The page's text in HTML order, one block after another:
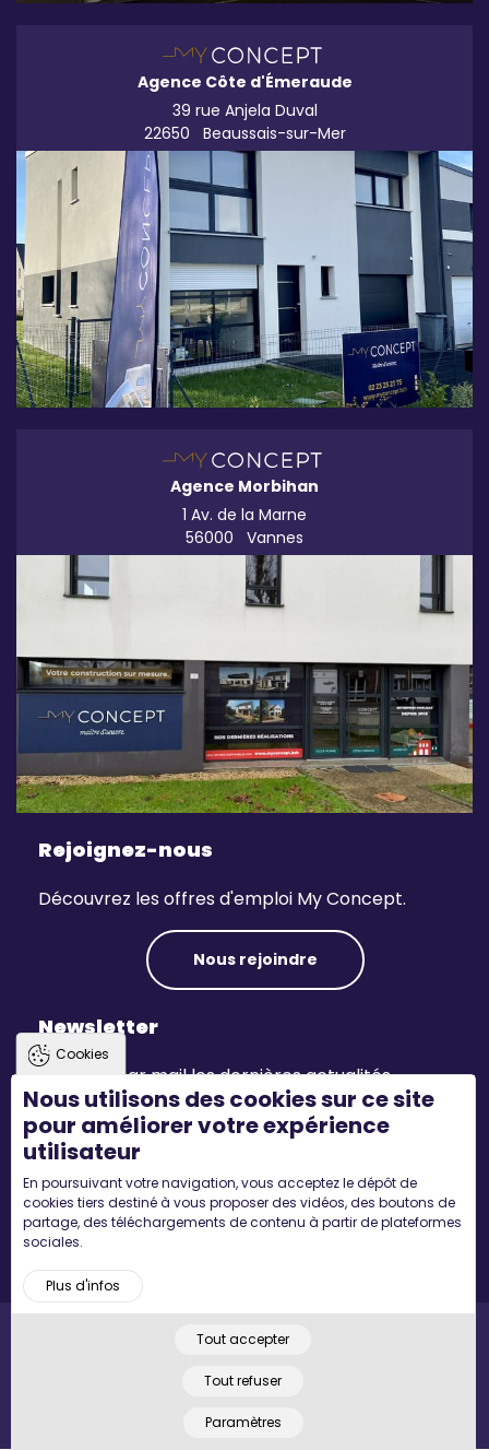
Agence Côte d'Émeraude
39 rue Anjela Duval
22650
Beaussais-sur-Mer
Agence Morbihan
1 Av. de la Marne
56000
Vannes
Rejoignez-nous
Découvrez les offres d'emploi My Concept.
Nous rejoindre
Newsletter
Recevez par mail les dernières actualités.
S'inscrire
Suivez-nous
Mentions légales
Cookies
Nous utilisons des cookies sur ce site
pour améliorer votre expérience
utilisateur
En poursuivant votre navigation, vous acceptez le dépôt de
cookies tiers destiné à vous proposer des vidéos, des boutons de
partage, des téléchargements de contenu à partir de plateformes
sociales.
Plus d'infos
Tout accepter
Tout refuser
Paramètres